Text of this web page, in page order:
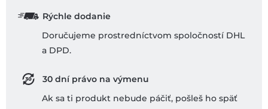
Rýchle dodanie
Doručujeme prostredníctvom spoločností DHL
a DPD.
30 dní právo na výmenu
Ak sa ti produkt nebude páčiť, pošleš ho späť